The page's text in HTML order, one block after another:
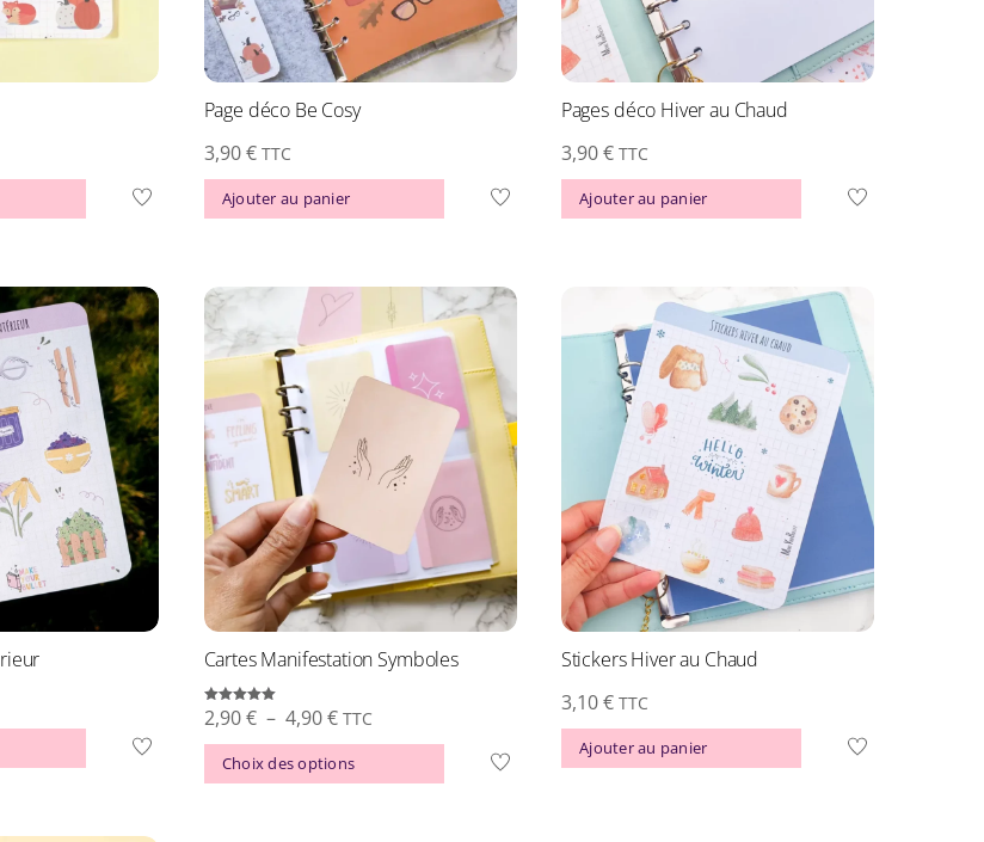
Page déco Be Cosy
3,90€ TTC
Ajouter au panier
Pages déco Hiver au Chaud
3,90€ TTC
Ajouter au panier
Cartes Manifestation Symboles
Note
5.00
2,90€ – 4,90€Plage
de
prix :
TTC
Choix des options
produit
Stickers Hiver au Chaud
3,10€ TTC
Ajouter au panier